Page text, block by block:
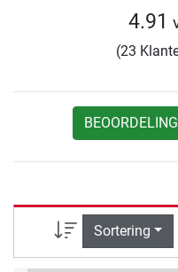
4.91
(23
Sortering